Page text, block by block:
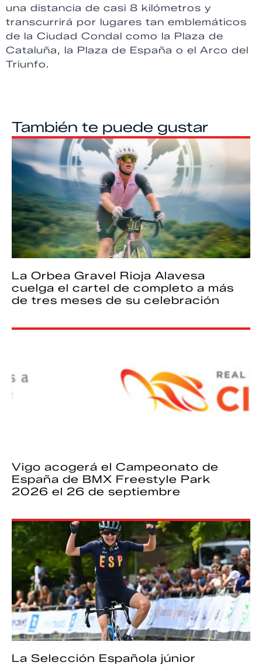
una distancia de casi 8 kilómetros y
transcurrirá por lugares tan emblemáticos
de la Ciudad Condal como la Plaza de
Cataluña, la Plaza de España o el Arco del
Triunfo.
También te puede gustar
La Orbea Gravel Rioja Alavesa
cuelga el cartel de completo a más
de tres meses de su celebración
Vigo acogerá el Campeonato de
España de BMX Freestyle Park
2026 el 26 de septiembre
La Selección Española júnior